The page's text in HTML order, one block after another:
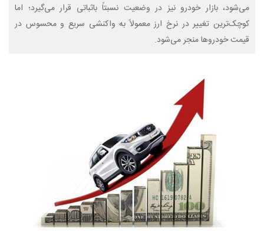
می‌شود، بازار خودرو نیز در وضعیت نسبتاً باثباتی قرار می‌گیرد؛ اما
کوچک‌ترین تغییر در نرخ ارز معمولاً به واکنشی سریع و محسوس در
قیمت خودروها منجر می‌شود.